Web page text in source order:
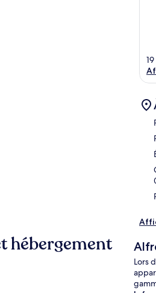
hébergement
Lors